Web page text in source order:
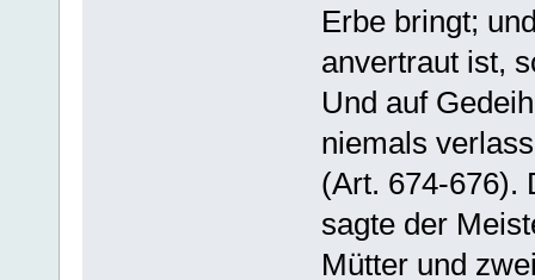
Erbe bringt;
anvertraut ist,
Und auf
niemals
(Art. 674-676).
sagte der
Mütter und